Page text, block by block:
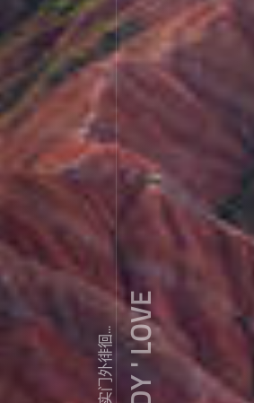
ZDY ' LOVE